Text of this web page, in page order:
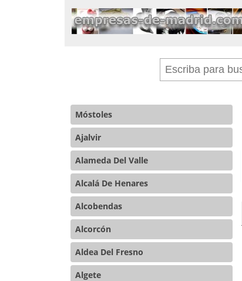
Móstoles
Ajalvir
Alameda Del Valle
Alcalá De Henares
Alcobendas
Alcorcón
Aldea Del Fresno
Algete